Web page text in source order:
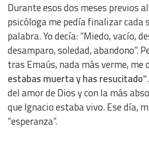
Durante esos dos meses previos
psicóloga me pedía finalizar cada
palabra. Yo decía: “Miedo, vacío,
desamparo, soledad, abandono”.
tras Emaús, nada más verme, me
estabas muerta y has resucitado”
del amor de Dios y con la más
que Ignacio estaba vivo. Ese día,
“esperanza”.